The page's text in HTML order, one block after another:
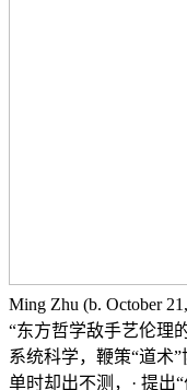
Ming Zhu (b. October
“东方哲学敌手艺伦理
系统科学，鞭策“道
单时却出不测，· 提出